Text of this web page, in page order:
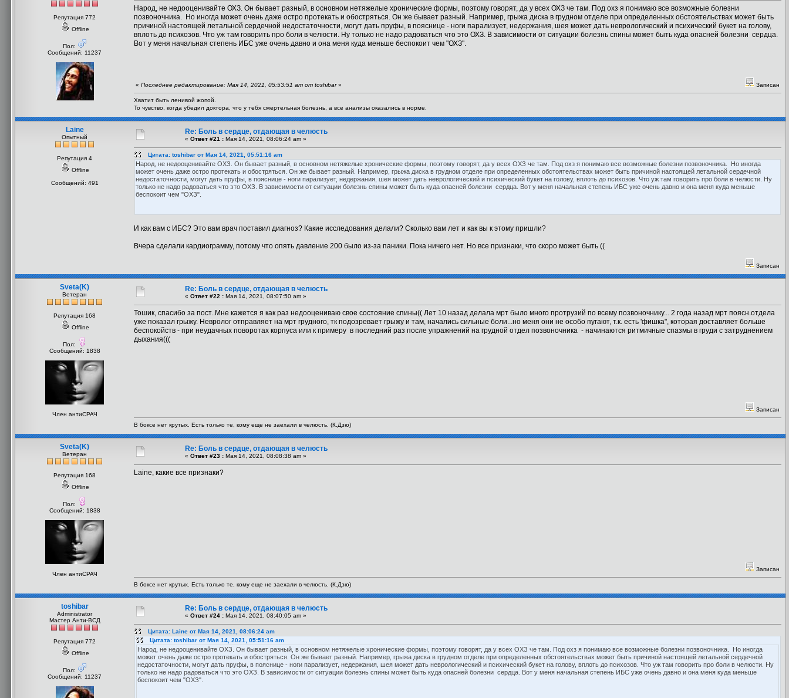
Репутация 772
Offline
Пол:
Сообщений: 11237
Народ, не недооценивайте ОХЗ. Он бывает разный, в основном нетяжелые хронические формы, поэтому говорят, да у всех ОХЗ че там. Под охз я понимаю все возможные болезни
позвоночника. Но иногда может очень даже остро протекать и обостряться. Он же бывает разный. Например, грыжа диска в грудном отделе при определенных обстоятельствах может быть
причиной настоящей летальной сердечной недостаточности, могут дать пруфы, в пояснице - ноги парализует, недержания, шея может дать неврологический и психический букет на голову,
вплоть до психозов. Что уж там говорить про боли в челюсти. Ну только не надо радоваться что это ОХЗ. В зависимости от ситуации болезнь спины может быть куда опасней болезни сердца.
Вот у меня начальная степень ИБС уже очень давно и она меня куда меньше беспокоит чем "ОХЗ".
« Последнее редактирование: Мая 14, 2021, 05:53:51 am от toshibar» Записан
Хватит быть ленивой жопой.
То чувство, когда убедил доктора, что у тебя смертельная болезнь, а все анализы оказались в норме.
Laine
Опытный
Репутация 4
Offline
Сообщений: 491
Re: Боль в сердце, отдающая в челюсть
« Ответ #21 : Мая 14, 2021, 08:06:24 am »
Цитата: toshibar от Мая 14, 2021, 05:51:16 am
Народ, не недооценивайте ОХЗ. Он бывает разный, в основном нетяжелые хронические формы, поэтому говорят, да у всех ОХЗ че там. Под охз я понимаю все возможные болезни позвоночника. Но иногда
может очень даже остро протекать и обостряться. Он же бывает разный. Например, грыжа диска в грудном отделе при определенных обстоятельствах может быть причиной настоящей летальной сердечной
недостаточности, могут дать пруфы, в пояснице - ноги парализует, недержания, шея может дать неврологический и психический букет на голову, вплоть до психозов. Что уж там говорить про боли в челюсти. Ну
только не надо радоваться что это ОХЗ. В зависимости от ситуации болезнь спины может быть куда опасней болезни сердца. Вот у меня начальная степень ИБС уже очень давно и она меня куда меньше
беспокоит чем "ОХЗ".
И как вам с ИБС? Это вам врач поставил диагноз? Какие исследования делали? Сколько вам лет и как вы к этому пришли?
Вчера сделали кардиограмму, потому что опять давление 200 было из-за паники. Пока ничего нет. Но все признаки, что скоро может быть ((
Записан
Sveta(K)
Ветеран
Репутация 168
Offline
Пол:
Сообщений: 1838
Член антиСРАЧ
Re: Боль в сердце, отдающая в челюсть
« Ответ #22 : Мая 14, 2021, 08:07:50 am »
Тошик, спасибо за пост..Мне кажется я как раз недооцениваю свое состояние спины(( Лет 10 назад делала мрт было много протрузий по всему позвоночнику... 2 года назад мрт поясн.отдела
уже показал грыжу. Невролог отправляет на мрт грудного, тк подозревает грыжу и там, начались сильные боли...но меня они не особо пугают, т.к. есть 'фишка", которая доставляет больше
беспокойств - при неудачных поворотах корпуса или к примеру в последний раз после упражнений на грудной отдел позвоночника - начинаются ритмичные спазмы в груди с затруднением
дыхания(((
Записан
В боксе нет крутых. Есть только те, кому еще не заехали в челюсть. (К.Дзю)
Sveta(K)
Ветеран
Репутация 168
Offline
Пол:
Сообщений: 1838
Член антиСРАЧ
Re: Боль в сердце, отдающая в челюсть
« Ответ #23 : Мая 14, 2021, 08:08:38 am »
Laine, какие все признаки?
Записан
В боксе нет крутых. Есть только те, кому еще не заехали в челюсть. (К.Дзю)
toshibar
Administrator
Мастер Анти-ВСД
Репутация 772
Offline
Пол:
Сообщений: 11237
Re: Боль в сердце, отдающая в челюсть
« Ответ #24 : Мая 14, 2021, 08:40:05 am »
Цитата: Laine от Мая 14, 2021, 08:06:24 am
Цитата: toshibar от Мая 14, 2021, 05:51:16 am
Народ, не недооценивайте ОХЗ. Он бывает разный, в основном нетяжелые хронические формы, поэтому говорят, да у всех ОХЗ че там. Под охз я понимаю все возможные болезни позвоночника. Но иногда
может очень даже остро протекать и обостряться. Он же бывает разный. Например, грыжа диска в грудном отделе при определенных обстоятельствах может быть причиной настоящей летальной сердечной
недостаточности, могут дать пруфы, в пояснице - ноги парализует, недержания, шея может дать неврологический и психический букет на голову, вплоть до психозов. Что уж там говорить про боли в челюсти. Ну
только не надо радоваться что это ОХЗ. В зависимости от ситуации болезнь спины может быть куда опасней болезни сердца. Вот у меня начальная степень ИБС уже очень давно и она меня куда меньше
беспокоит чем "ОХЗ".